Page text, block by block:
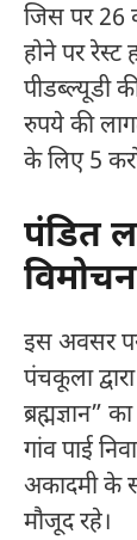
जिस पर 26
होने पर रेस्ट
पीडब्ल्यूडी
रुपये की
के लिए 5
पंडित
विमोचन
इस अवसर
पंचकूला
ब्रह्मज्ञान”
गांव पाई
अकादमी के
मौजूद रहे।